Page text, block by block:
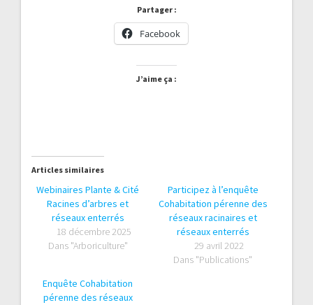
Partager :
Facebook
J’aime ça :
Articles similaires
Webinaires Plante & Cité
Racines d’arbres et
réseaux enterrés
18 décembre 2025
Dans "Arboriculture"
Participez à l’enquête
Cohabitation pérenne des
réseaux racinaires et
réseaux enterrés
29 avril 2022
Dans "Publications"
Enquête Cohabitation
pérenne des réseaux